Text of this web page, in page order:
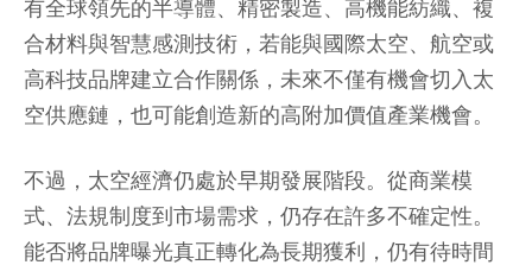
有全球領先的半導體、精密製造、高機能紡織、複
合材料與智慧感測技術，若能與國際太空、航空或
高科技品牌建立合作關係，未來不僅有機會切入太
空供應鏈，也可能創造新的高附加價值產業機會。
不過，太空經濟仍處於早期發展階段。從商業模
式、法規制度到市場需求，仍存在許多不確定性。
能否將品牌曝光真正轉化為長期獲利，仍有待時間